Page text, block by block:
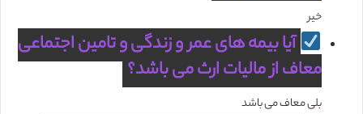
خیر
آیا بیمه های عمر و زندگی و تامین اجتماعی
معاف از مالیات ارث می باشد؟
بلی معاف می باشد